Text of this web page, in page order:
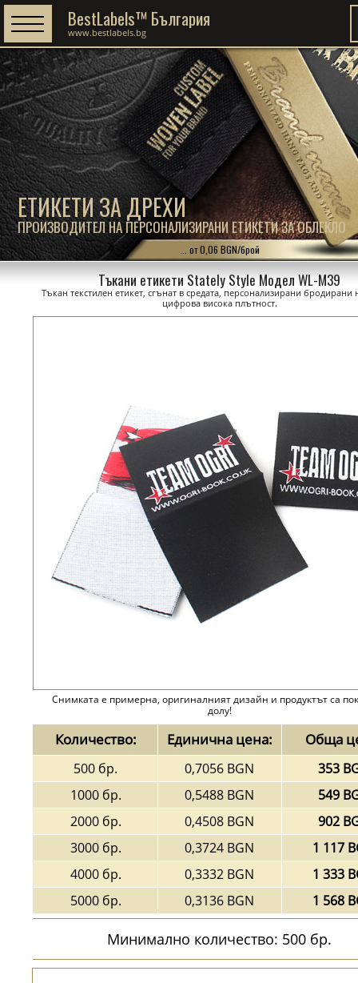
ЕТИКЕТИ ЗА ДРЕХИ
ПРОИЗВОДИТЕЛ НА ПЕРСОНАЛИЗИРАНИ ЕТИКЕТИ ЗА ОБЛЕКЛО
BestLabels™ България
www.bestlabels.bg
... от 0,06 BGN/брой
Тъкани етикети Stately Style Модел WL-M39
Тъкан текстилен етикет, сгънат в средата, персонализирани бродирани
цифрова висока плътност.
Снимката е примерна, оригиналният дизайн и продуктът са
долу!
Количество: Единична цена: Обща
500 бр. 0,7056 BGN
353
1000 бр.
0,5488 BGN
549
2000 бр.
0,4508 BGN
902
3000 бр.
0,3724 BGN
1 117
4000 бр.
0,3332 BGN
1 333
5000 бр.
0,3136 BGN 1 568
Минимално количество: 500 бр.